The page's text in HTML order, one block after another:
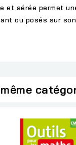
et aérée permet
ou posés sur